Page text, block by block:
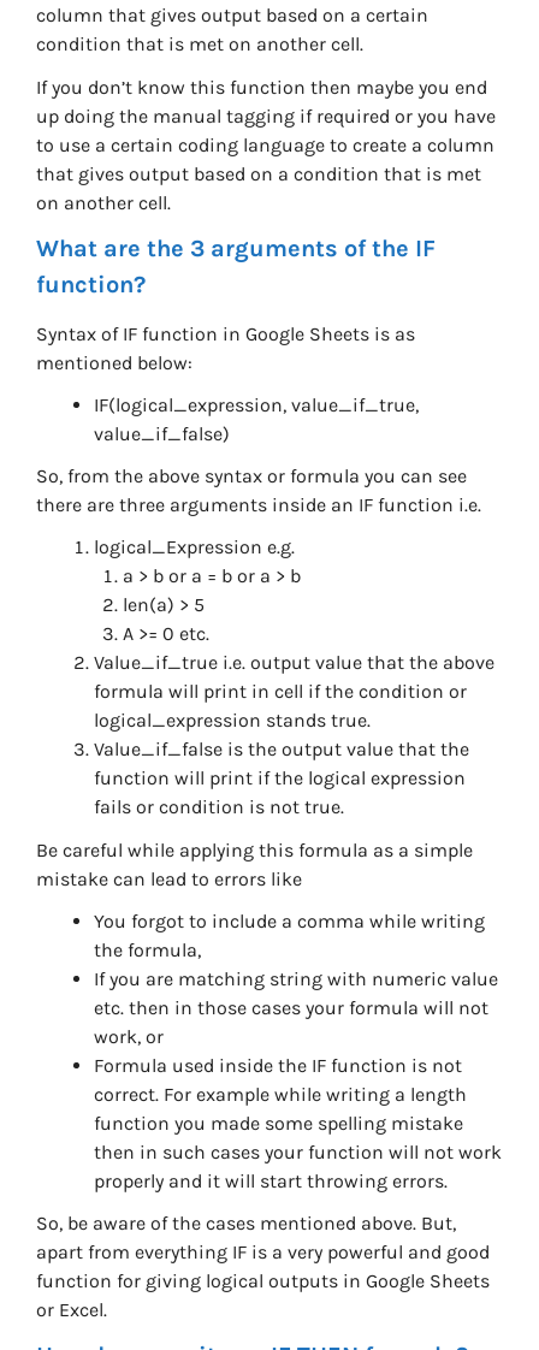
column that gives output based on a certain
condition that is met on another cell.
If you don’t know this function then maybe you end
up doing the manual tagging if required or you have
to use a certain coding language to create a column
that gives output based on a condition that is met
on another cell.
What are the 3 arguments of the IF
function?
Syntax of IF function in Google Sheets is as
mentioned below:
IF(logical_expression, value_if_true,
value_if_false)
So, from the above syntax or formula you can see
there are three arguments inside an IF function i.e.
logical_Expression e.g.
a > b or a = b or a > b
len(a) > 5
A >= 0 etc.
Value_if_true i.e. output value that the above
formula will print in cell if the condition or
logical_expression stands true.
Value_if_false is the output value that the
function will print if the logical expression
fails or condition is not true.
Be careful while applying this formula as a simple
mistake can lead to errors like
You forgot to include a comma while writing
the formula,
If you are matching string with numeric value
etc. then in those cases your formula will not
work, or
Formula used inside the IF function is not
correct. For example while writing a length
function you made some spelling mistake
then in such cases your function will not work
properly and it will start throwing errors.
So, be aware of the cases mentioned above. But,
apart from everything IF is a very powerful and good
function for giving logical outputs in Google Sheets
or Excel.